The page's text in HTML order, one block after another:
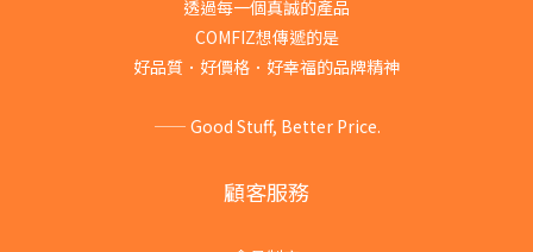
透過每一個真誠的產品
COMFIZ想傳遞的是
好品質．好價格．好幸福的品牌精神
—— Good Stuff, Better Price.
顧客服務